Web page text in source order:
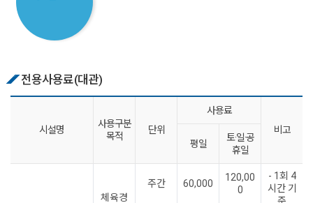
전용사용료(대관)
시설명
사용구분
목적
단위
사용료
비고
평일
토·일·공
휴일
체육경
주간 60,000
120,00
0
- 1회 4
시간 기
준